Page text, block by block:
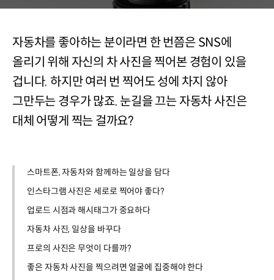
열림)
자동차를 좋아하는 분이라면 한 번쯤은 SNS에
올리기 위해 자신의 차 사진을 찍어본 경험이 있을
겁니다. 하지만 여러 번 찍어도 성에 차지 않아
그만두는 경우가 많죠. 눈길을 끄는 자동차 사진은
대체 어떻게 찍는 걸까요?
스마트폰, 자동차와 함께하는 일상을 담다
인스타그램 사진은 세로로 찍어야 좋다?
업로드 시점과 해시태그가 중요하다
자동차 사진, 일상을 바꾸다
프로의 사진은 무엇이 다를까?
좋은 자동차 사진을 찍으려면 얼굴에 집중해야 한다